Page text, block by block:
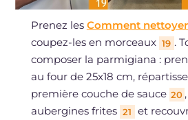
Prenez les Comment
coupez-les en morceaux 19 .
composer la parmigiana :
au four de 25x18 cm,
première couche de sauce 20
aubergines frites 21
et